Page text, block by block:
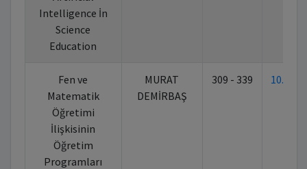
Intelligence İn
Science
Education
Fen ve
Matematik
Öğretimi
İlişkisinin
Öğretim
Programları
MURAT
DEMİRBAŞ
309 - 339